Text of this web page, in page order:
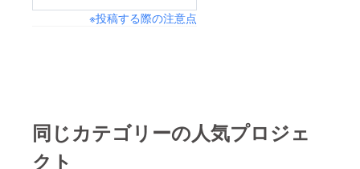
わってくださった皆様
のご厚意、
くの皆様。 皆様のお
ト・ステージ・発電
の趣旨をご理解ご協力
いただき、ボランティ
※投稿する際の注意点
同じカテゴリーの人気プロジェ
クト